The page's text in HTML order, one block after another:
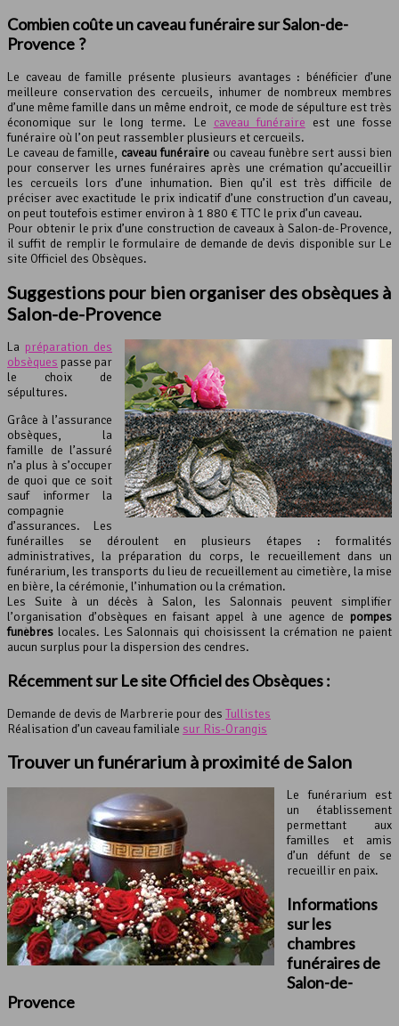
Combien coûte un caveau funéraire sur Salon-de-
Provence ?
Le caveau de famille présente plusieurs avantages : bénéficier d’une
meilleure conservation des cercueils, inhumer de nombreux membres
d’une même famille dans un même endroit, ce mode de sépulture est très
économique sur le long terme. Le caveau funéraire est une fosse
funéraire où l’on peut rassembler plusieurs et cercueils.
Le caveau de famille, caveau funéraire ou caveau funèbre sert aussi bien
pour conserver les urnes funéraires après une crémation qu’accueillir
les cercueils lors d’une inhumation. Bien qu’il est très difficile de
préciser avec exactitude le prix indicatif d’une construction d’un caveau,
on peut toutefois estimer environ à 1 880 € TTC le prix d’un caveau.
Pour obtenir le prix d’une construction de caveaux à Salon-de-Provence,
il suffit de remplir le formulaire de demande de devis disponible sur Le
site Officiel des Obsèques.
Suggestions pour bien organiser des obsèques à
Salon-de-Provence
La préparation des
obsèques passe par
le choix de
sépultures.
Grâce à l’assurance
obsèques, la
famille de l’assuré
n’a plus à s’occuper
de quoi que ce soit
sauf informer la
compagnie
d’assurances. Les
funérailles se déroulent en plusieurs étapes : formalités
administratives, la préparation du corps, le recueillement dans un
funérarium, les transports du lieu de recueillement au cimetière, la mise
en bière, la cérémonie, l’inhumation ou la crémation.
Les Suite à un décès à Salon, les Salonnais peuvent simplifier
l’organisation d’obsèques en faisant appel à une agence de pompes
funèbres locales. Les Salonnais qui choisissent la crémation ne paient
aucun surplus pour la dispersion des cendres.
Récemment sur Le site Officiel des Obsèques :
Demande de devis de Marbrerie pour des Tullistes
Réalisation d’un caveau familiale sur Ris-Orangis
Trouver un funérarium à proximité de Salon
Le funérarium est
un établissement
permettant aux
familles et amis
d’un défunt de se
recueillir en paix.
Informations
sur les
chambres
funéraires de
Salon-de-
Provence